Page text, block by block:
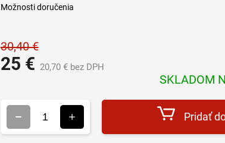
30,40 €
25 € 20,70 € bez DPH
SKLADOM
Možnosti doručenia
Pridať